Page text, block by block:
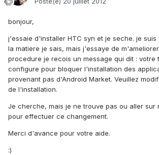
bonjour,
j'essaie d'installer HTC syn et je seche. je
la matiere je sais, mais j'essaye de
procedure je recois un message qui dit : votre
configure pour bloquer l'installation des
provenant pas d'Android Market. Veuillez
de l'installation.
Je cherche, mais je ne trouve pas ou aller sur
pour effectuer ce changement.
Merci d'avance pour votre aide.
:)